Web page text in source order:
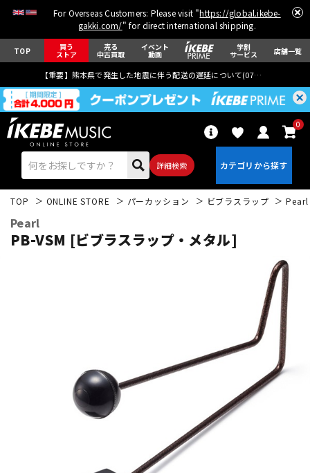
For Overseas Customers: Please visit "https://global.ikebe-
gakki.com/" for direct international shipping.
TOP 買う
ストア
売る
中古買取
イベント
動画
学割
サービス 店舗一覧
【重要】熊本県で発生した地震に伴う配送の遅延について(07月29日
詳細検索
0
ドラム パーカッション
電子ピアノ
TOP ONLINE STORE パーカッション ビブラスラップ Pearl
Pearl
PB-VSM [ビブラスラップ・メタル]